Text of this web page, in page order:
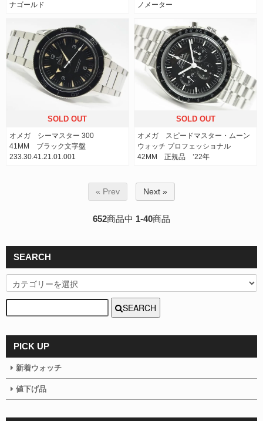
ナゴールド
ノメーター
SOLD OUT
オメガ シーマスター 300
41MM ブラック文字盤
233.30.41.21.01.001
SOLD OUT
オメガ スピードマスター・ムーン
ウォッチ プロフェッショナル
42MM 正規品 ’22年
« Prev Next »
652商品中 1-40商品
SEARCH
SEARCH
PICK UP
新着ウォッチ
値下げ品